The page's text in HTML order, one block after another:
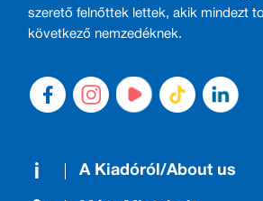
szerető felnőttek lettek, akik mindezt
következő nemzedéknek.
A Kiadóról/About us